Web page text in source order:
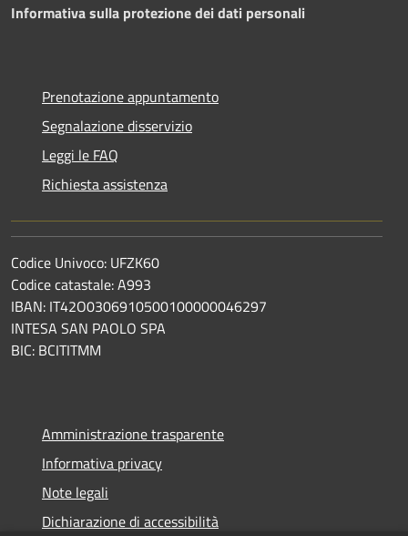
Informativa sulla protezione dei dati personali
Prenotazione appuntamento
Segnalazione disservizio
Leggi le FAQ
Richiesta assistenza
Codice Univoco: UFZK60
Codice catastale: A993
IBAN: IT42O0306910500100000046297
INTESA SAN PAOLO SPA
BIC: BCITITMM
Amministrazione trasparente
Informativa privacy
Note legali
Dichiarazione di accessibilità